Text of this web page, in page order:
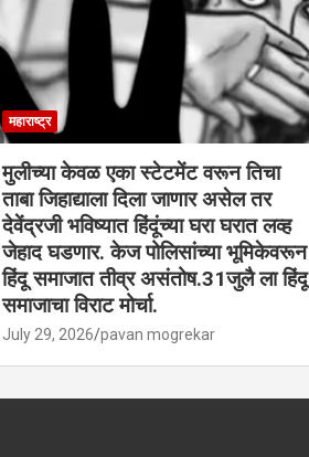
महाराष्ट्र
मुलीच्या केवळ एका स्टेटमेंट वरून तिचा
ताबा जिहाद्याला दिला जाणार असेल तर
देवेंद्रजी भविष्यात हिंदूंच्या घरा घरात लव्ह
जेहाद घडणार. केज पोलिसांच्या भूमिकेवरून
हिंदू समाजात तीव्र असंतोष.31जुलै ला हिंदू
समाजाचा विराट मोर्चा.
July 29, 2026 pavan mogrekar